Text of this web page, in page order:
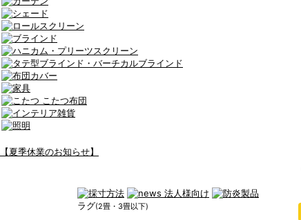
【夏季休業のお知らせ】
ラグ(2畳・3畳以下)